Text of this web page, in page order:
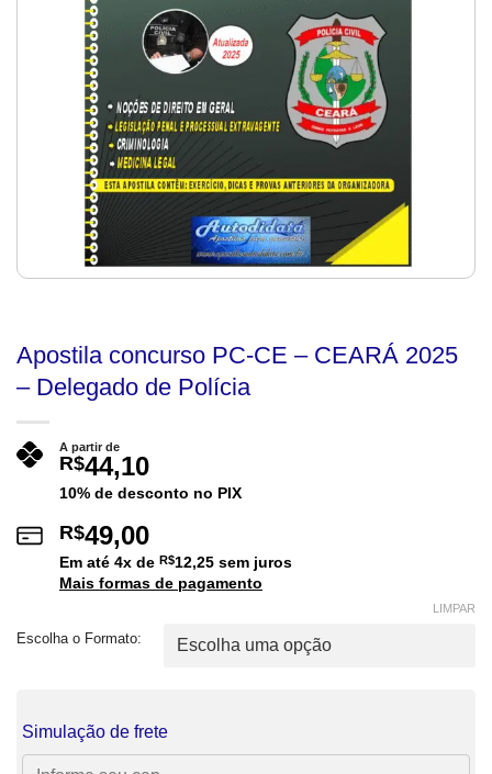
Apostila concurso PC-CE – CEARÁ 2025
– Delegado de Polícia
A partir de
R$44,10
10% de desconto no PIX
R$49,00
Em até 4x de R$12,25 sem juros
Mais formas de pagamento
Escolha o Formato:
LIMPAR
Simulação de frete